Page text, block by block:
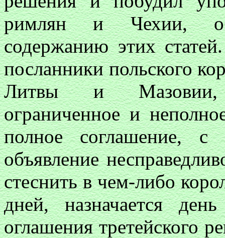
римлян и Чехии,
содержанию этих
посланники польского
Литвы и Мазовии,
ограниченное и
полное соглашение,
объявление
стеснить в чем-либо
дней, назначается
оглашения третейского